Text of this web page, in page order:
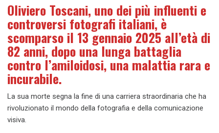
Oliviero Toscani, uno dei più influenti e
controversi fotografi italiani, è
scomparso il 13 gennaio 2025 all’età di
82 anni, dopo una lunga battaglia
contro l’amiloidosi, una malattia rara e
incurabile.
La sua morte segna la fine di una carriera straordinaria che ha
rivoluzionato il mondo della fotografia e della comunicazione
visiva.